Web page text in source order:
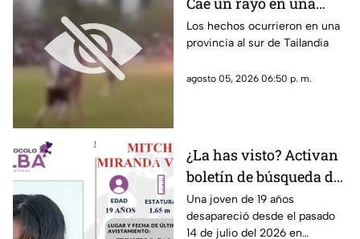
cancha donde se
disputaba un partido
jugadores perdió la
Los hechos ocurrieron en una
provincia al sur de Tailandia
agosto 05, 2026 06:50 p. m.
¿La has visto? Activan
boletín de búsqueda de
joven de 19 años
desaparecida en
Una joven de 19 años
desapareció desde el pasado
14 de julio del 2026 en